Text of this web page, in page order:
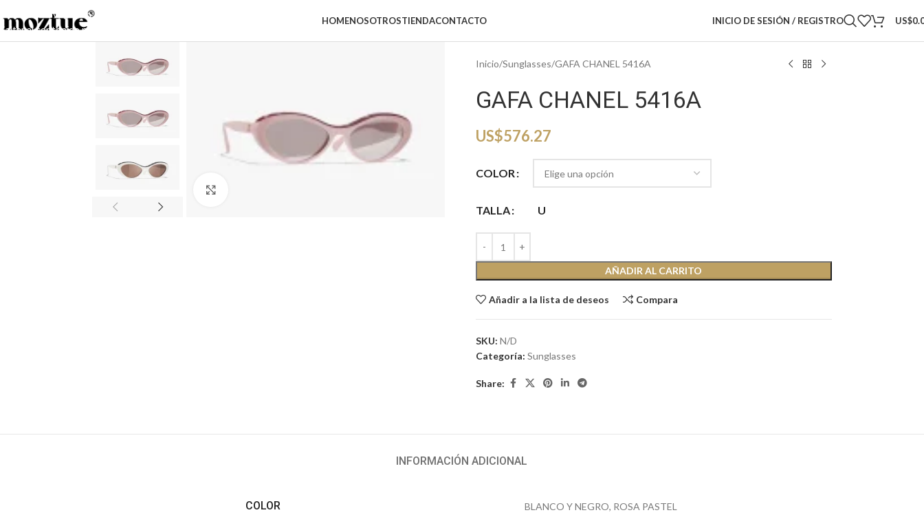
Saltar a la navegación
Saltar al contenido principal
HOMENOSOTROSTIENDACONTACTO INICIO DE SESIÓN / REGISTRO US$
Inicio Sunglasses GAFA CHANEL 5416A
GAFA CHANEL 5416A
US$576.27
COLOR
TALLA U
AÑADIR AL CARRITO
Añadir a la lista de deseos Compara
SKU: N/D
Categoría: Sunglasses
Share:
INFORMACIÓN ADICIONAL
COLOR BLANCO Y NEGRO, ROSA PASTEL